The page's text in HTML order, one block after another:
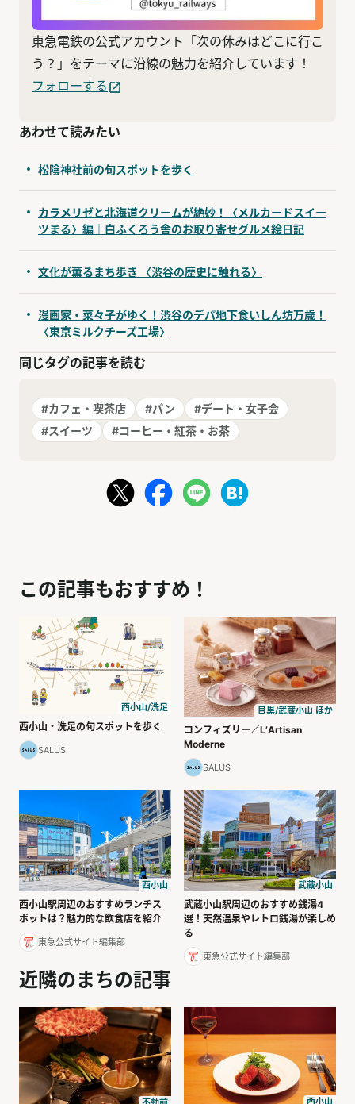
東急電鉄の公式アカウント「次の休みはどこに行こ
う？」をテーマに沿線の魅力を紹介しています！
フォローする
あわせて読みたい
松陰神社前の旬スポットを歩く
カラメリゼと北海道クリームが絶妙！〈メルカードスイー
ツまる〉編｜白ふくろう舎のお取り寄せグルメ絵日記
文化が薫るまち歩き 〈渋谷の歴史に触れる〉
漫画家・菜々子がゆく！渋谷のデパ地下食いしん坊万歳！
〈東京ミルクチーズ工場〉
同じタグの記事を読む
#カフェ・喫茶店 #パン
#デート・女子会
#スイーツ
#コーヒー・紅茶・お茶
この記事もおすすめ！
西小山/洗足
西小山・洗足の旬スポットを歩く
SALUS
目黒/武蔵小山 ほか
コンフィズリー／LʼArtisan
Moderne
SALUS
西小山
西小山駅周辺のおすすめランチス
ポットは？魅力的な飲食店を紹介
東急公式サイト編集部
武蔵小山
武蔵小山駅周辺のおすすめ銭湯4
選！天然温泉やレトロ銭湯が楽しめ
る
東急公式サイト編集部
近隣のまちの記事
西小山